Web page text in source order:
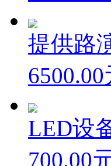
700.00
提供路
6500.00
LED设